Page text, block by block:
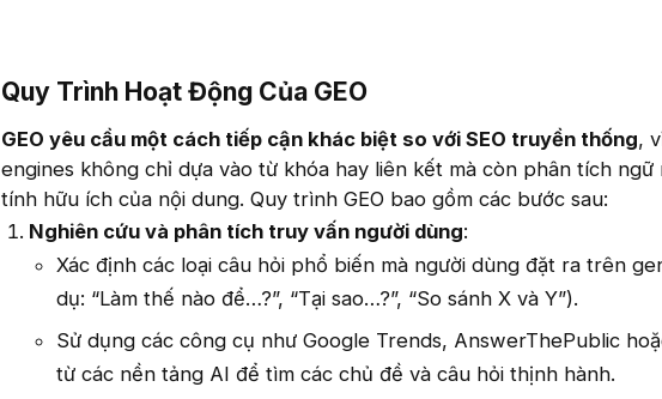
Quy Trình Hoạt Động Của GEO​
GEO yêu cầu một cách tiếp cận khác biệt so với SEO truyền thống,
engines không chỉ dựa vào từ khóa hay liên kết mà còn phân tích ngữ
tính hữu ích của nội dung. Quy trình GEO bao gồm các bước sau:
Nghiên cứu và phân tích truy vấn người dùng:
Xác định các loại câu hỏi phổ biến mà người dùng đặt ra trên
dụ: “Làm thế nào để…?”, “Tại sao…?”, “So sánh X và Y”).
Sử dụng các công cụ như Google Trends, AnswerThePublic
từ các nền tảng AI để tìm các chủ đề và câu hỏi thịnh hành.